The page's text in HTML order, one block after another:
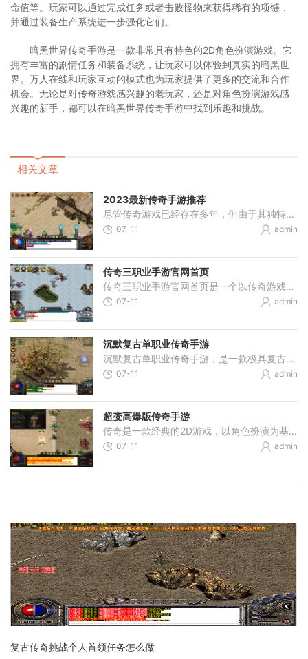
命值等。玩家可以通过完成任务或者击败怪物来获得稀有的项链，
并通过装备生产系统进一步强化它们。
暗黑世界传奇手游是一款非常具有特色的2D角色扮演游戏。它
拥有丰富的剧情任务和装备系统，让玩家可以体验到真实的暗黑世
界。万人在线和玩家互动的模式也为玩家提供了更多的交流和合作
机会。无论是对传奇游戏感兴趣的老玩家，还是对角色扮演游戏感
兴趣的新手，都可以在暗黑世界传奇手游中找到乐趣和挑战。
相关文章
2023最新传奇手游推荐
尽管传奇游戏已经存在多年，但由于其独特的玩法和令人着迷的故事情节，依然广受玩家追捧。2023年，随着技术的不断进步和游戏设计的创新，许多新的传奇手游将上线。在这篇文章中
07-11 admin
传奇三职业手游官网首页
传奇三职业手游官网首页是一个以传奇游戏为主题的2D角色扮演游戏的官方网站首页。这款游戏以其独特的万人在线玩法和玩家互动功能而备受玩家喜爱。在这个官网首页上，玩家能够得
07-11 admin
沉默复古单职业传奇手游
沉默复古单职业传奇手游，是一款极具复古风格的2D游戏，让玩家重拾起传奇的经典乐趣。它以角色扮演为基础，打造了一个万人在线的游戏世界，充满了激烈的玩家互动和令人兴奋的战
07-11 admin
超变高爆版传奇手游
传奇是一款经典的2D游戏，以角色扮演为基础，以万人在线的游戏模式为特点，让玩家可以体验到真实的游戏世界和与其他玩家的互动。玩家可以通过不断升级和培养自己的角色，不断提
07-11 admin
复古传奇挑战个人首领任务怎么做